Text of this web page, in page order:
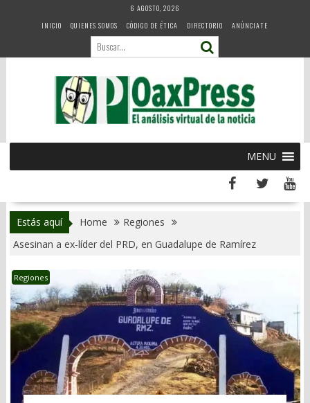
6 AGOSTO, 2026
INICIO
QUIENES SOMOS CÓDIGO DE ÉTICA DIRECTORIO ANÚNCIATE
MENU
Estás aquí Home
Regiones
Asesinan a ex-líder del PRD, en Guadalupe de Ramírez
Regiones